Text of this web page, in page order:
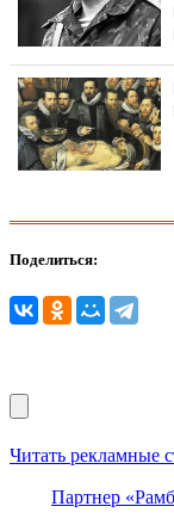
Поделиться:
Читать рекламные
Партнер